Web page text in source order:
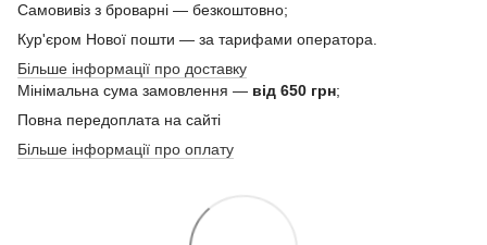
Самовивіз з броварні — безкоштовно;
Кур'єром Нової пошти — за тарифами оператора.
Більше інформації про доставку
Мінімальна сума замовлення — від 650 грн;
Повна передоплата на сайті
Більше інформації про оплату